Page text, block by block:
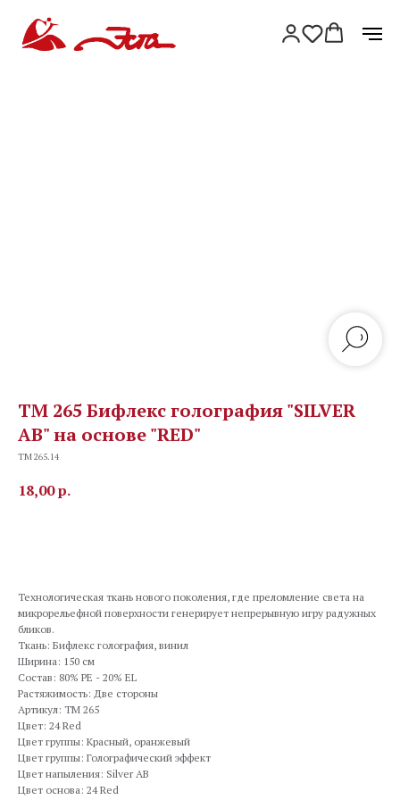
TM 265 Бифлекс голография "SILVER
AB" на основе "RED"
TM 265.14
18,00р.
Технологическая ткань нового поколения, где преломление света на
микрорельефной поверхности генерирует непрерывную игру радужных
бликов.
Ткань: Бифлекс голография, винил
Ширина: 150 см
Состав: 80% PE - 20% EL
Растяжимость: Две стороны
Артикул: TM 265
Цвет: 24 Red
Цвет группы: Красный, оранжевый
Цвет группы: Голографический эффект
Цвет напыления: Silver AB
Цвет основа: 24 Red